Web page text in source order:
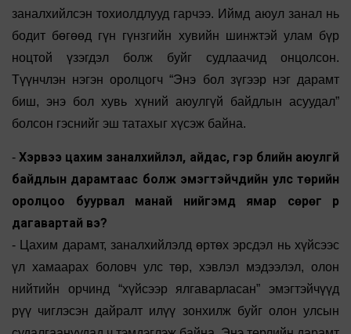
заналхийлсэн тохиолдлууд гарчээ. Иймд аюул занал нь
бодит бөгөөд гүн гүнзгийн хувийн шинжтэй улам бүр
ноцтой үзэгдэл болж буйг судлаачид онцолсон.
Түүнчлэн нэгэн оролцогч “Энэ бол зүгээр нэг дарамт
биш, энэ бол хувь хүний аюулгүй байдлын асуудал”
болсон гэснийг эш татахыг хүсэж байна.
- Хэрвээ цахим заналхийлэл, айдас, гэр бүлийн аюулгүй
байдлын дарамтаас болж эмэгтэйчүүдийн улс төрийн
оролцоо буурвал манай нийгэмд ямар сөрөг үр
дагавартай вэ?
- Цахим дарамт, заналхийлэлд өртөх эрсдэл нь хүйсээс
үл хамаарах боловч улс төр, хэвлэл мэдээлэл, олон
нийтийн орчинд “хүйсээр ялгаварласан” эмэгтэйчүүд
рүү чиглэсэн дайралт илүү зонхилж буйг олон улсын